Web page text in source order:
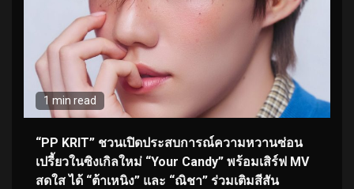
1 min read
“PP KRIT” ชวนเปิดประสบการณ์ความหวานซ่อน
เปรี้ยวในซิงเกิลใหม่ “Your Candy” พร้อมเสิร์ฟ MV
สดใส ได้ “ต้าเหนิง” และ “ณิชา” ร่วมเติมสีสัน